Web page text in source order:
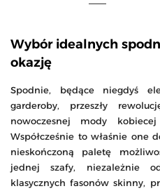
Wybór idealnych
okazję
Spodnie, będące niegdyś
garderoby, przeszły
nowoczesnej mody
Współcześnie to właśnie one
nieskończoną paletę
jednej szafy, niezależnie
klasycznych fasonów skinny,